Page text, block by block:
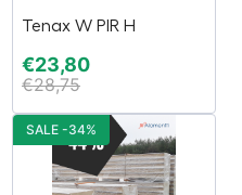
Tenax W PIR H
€23,80
€28,75
SALE -34%